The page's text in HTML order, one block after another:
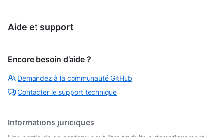
Aide et support
Encore besoin d’aide ?
Demandez à la communauté GitHub
Contacter le support technique
Informations juridiques